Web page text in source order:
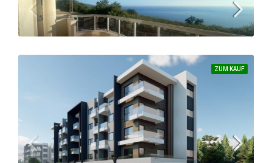
SUCHEN
IMPRESSUM
139.000 €
ZUM KAUF